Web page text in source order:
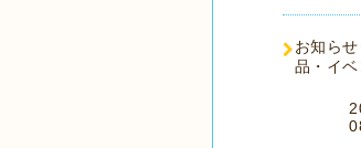
お知ら
品・イ